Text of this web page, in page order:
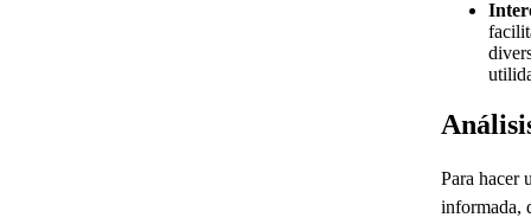
Para hacer
informada,